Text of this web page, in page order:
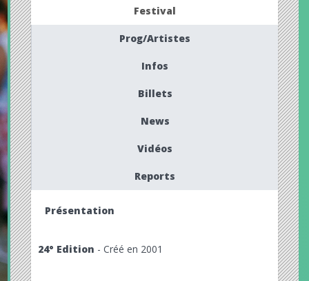
Festival
Prog/Artistes
Infos
Billets
News
Vidéos
Reports
Présentation
24° Edition - Créé en 2001